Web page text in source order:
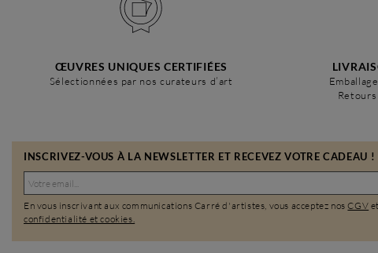
ŒUVRES UNIQUES CERTIFIÉES
Sélectionnées par nos curateurs d’art
INSCRIVEZ-VOUS À LA NEWSLETTER ET RECEVEZ VOTRE CADEAU !
En vous inscrivant aux communications Carré d'artistes, vous acceptez nosCGV
confidentialité et cookies.